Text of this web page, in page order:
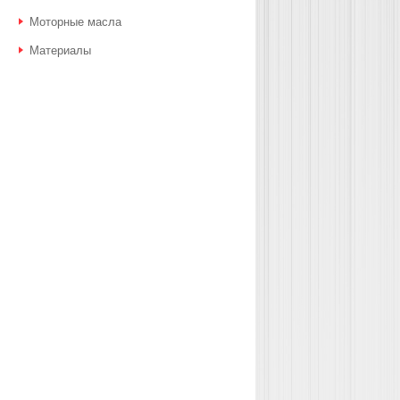
Моторные масла
Материалы